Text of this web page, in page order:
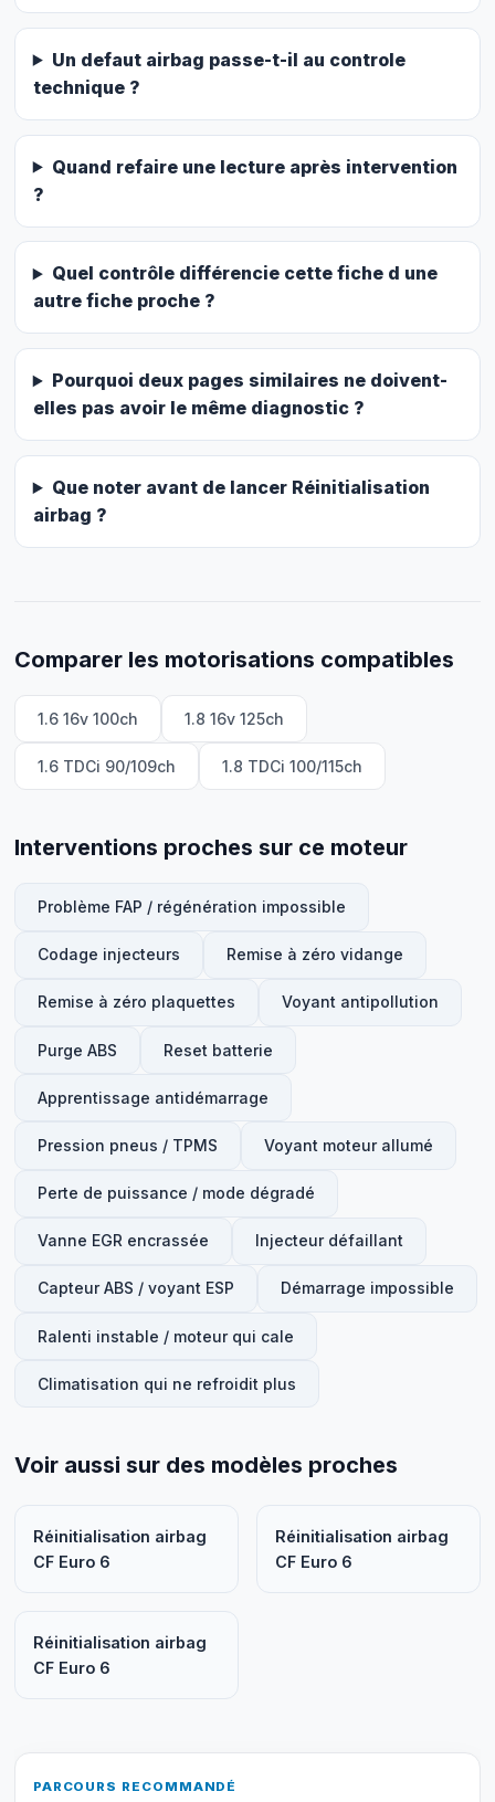
Un defaut airbag passe-t-il au controle
technique ?
Quand refaire une lecture après intervention
?
Quel contrôle différencie cette fiche d une
autre fiche proche ?
Pourquoi deux pages similaires ne doivent-
elles pas avoir le même diagnostic ?
Que noter avant de lancer Réinitialisation
airbag ?
Comparer les motorisations compatibles
1.6 16v 100ch 1.8 16v 125ch
1.6 TDCi 90/109ch 1.8 TDCi 100/115ch
Interventions proches sur ce moteur
Problème FAP / régénération impossible
Codage injecteurs Remise à zéro vidange
Remise à zéro plaquettes Voyant antipollution
Purge ABS Reset batterie
Apprentissage antidémarrage
Pression pneus / TPMS Voyant moteur allumé
Perte de puissance / mode dégradé
Vanne EGR encrassée Injecteur défaillant
Capteur ABS / voyant ESP Démarrage impossible
Ralenti instable / moteur qui cale
Climatisation qui ne refroidit plus
Voir aussi sur des modèles proches
Réinitialisation airbag
CF Euro 6
Réinitialisation airbag
CF Euro 6
Réinitialisation airbag
CF Euro 6
PARCOURS RECOMMANDÉ